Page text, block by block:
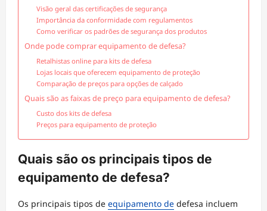
Visão geral das certificações de segurança
Importância da conformidade com regulamentos
Como verificar os padrões de segurança dos produtos
Onde pode comprar equipamento de defesa?
Retalhistas online para kits de defesa
Lojas locais que oferecem equipamento de proteção
Comparação de preços para opções de calçado
Quais são as faixas de preço para equipamento de defesa?
Custo dos kits de defesa
Preços para equipamento de proteção
Quais são os principais tipos de
equipamento de defesa?
Os principais tipos de equipamento de defesa incluem